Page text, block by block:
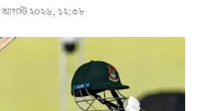
২০২৬, ১২:৩৮